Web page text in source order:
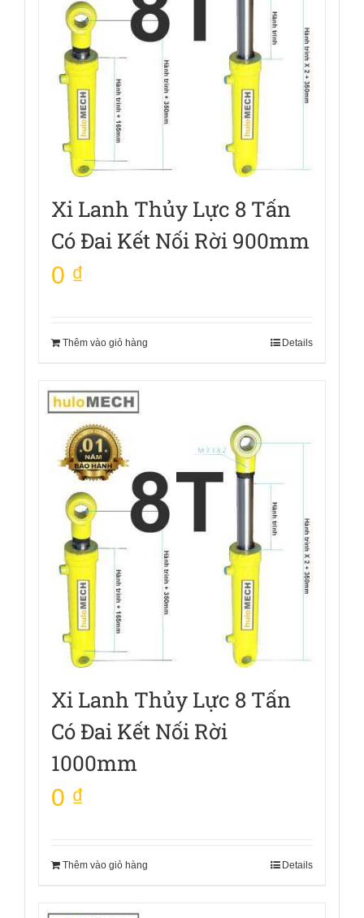
Xi Lanh Thủy Lực 8 Tấn
Có Đai Kết Nối Rời 900mm
0 ₫
Thêm vào giỏ hàng Details
Xi Lanh Thủy Lực 8 Tấn
Có Đai Kết Nối Rời
1000mm
0 ₫
Thêm vào giỏ hàng Details